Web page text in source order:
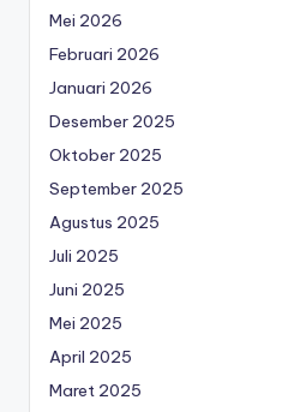
Mei 2026
Februari 2026
Januari 2026
Desember 2025
Oktober 2025
September 2025
Agustus 2025
Juli 2025
Juni 2025
Mei 2025
April 2025
Maret 2025